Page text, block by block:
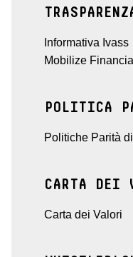
Informativa Ivass
Mobilize
POLITICA
Politiche Parità
CARTA DEI
Carta dei Valori